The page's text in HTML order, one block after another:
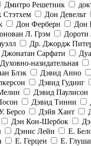
Дмитро Решетник
Стэтхем Дон Девельт
Дон Ферберн
Дон
Л. Грэм
Дороти
Др. Джордж
Сарфати
Духовно-назидательная
Блэк Дэвид Анно
Дэвид Гудинг
Дэвид Паулисон
Дэвид Тинни
Берсо Дэйв Хант
Дэн Кон-Шербок
Дэнис Лейн Е.
Е. Герцен Е.